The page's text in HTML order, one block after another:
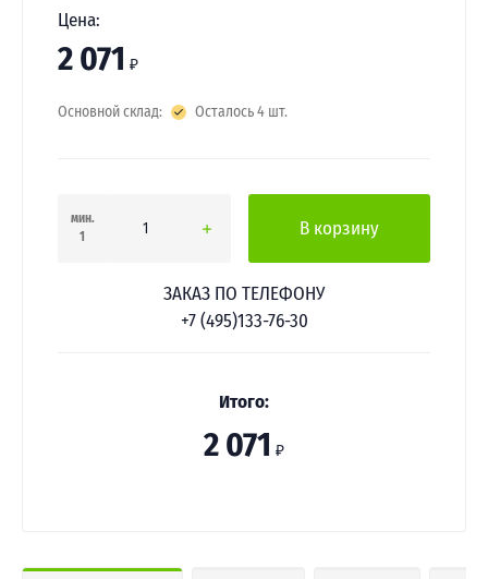
Цена:
2 071 ₽
Основной склад: Осталось 4 шт.
мин.
1
В корзину
ЗАКАЗ ПО ТЕЛЕФОНУ
+7 (495)133-76-30
Итого:
2 071 ₽